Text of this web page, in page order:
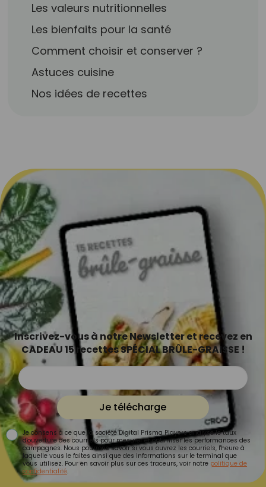
Les valeurs nutritionnelles
Les bienfaits pour la santé
Comment choisir et conserver ?
Astuces cuisine
Nos idées de recettes
Inscrivez-vous à notre Newsletter et recevez en
CADEAU 15 recettes SPÉCIAL BRÛLE-GRAISSE !
Je télécharge
Je consens à ce que la société Digital Prisma Players analyse le taux
d'ouverture des courriels pour mesurer et optimiser les performances des
campagnes. Nous pourrons savoir si vous ouvrez les courriels, l'heure à
laquelle vous le faites ainsi que des informations sur le terminal que
vous utilisez. Pour en savoir plus sur ces traceurs, voir notre politique de
confidentialité.